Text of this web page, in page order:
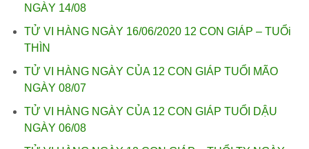
NGÀY 14/08
TỬ VI HÀNG NGÀY 16/06/2020 12 CON GIÁP – TUỔi
THÌN
TỬ VI HÀNG NGÀY CỦA 12 CON GIÁP TUỔI MÃO
NGÀY 08/07
TỬ VI HÀNG NGÀY CỦA 12 CON GIÁP TUỔI DẬU
NGÀY 06/08